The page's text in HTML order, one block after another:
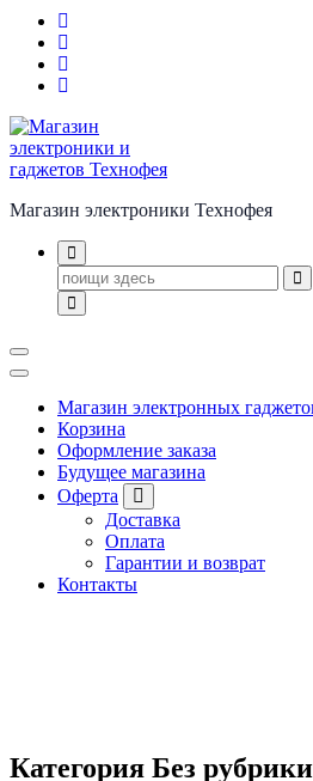
Магазин электроники Технофея
Поиск
для:
Магазин электронных
Корзина
Оформление заказа
Будущее магазина
Оферта
Доставка
Оплата
Гарантии и возврат
Контакты
Категория Без рубрики